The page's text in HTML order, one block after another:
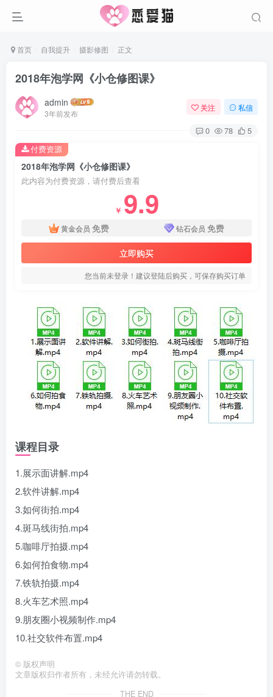
首页 自我提升 摄影修图 正文
2018年泡学网《小仓修图课》
admin
3年前发布
关注 私信
0 78 5
2018年泡学网《小仓修图课》
此内容为付费资源，请付费后查看
￥ 9.9
黄金会员 免费 钻石会员 免费
立即购买
您当前未登录！建议登陆后购买，可保存购买订单
付费资源
课程目录
1.展示面讲解.mp4
2.软件讲解.mp4
3.如何街拍.mp4
4.斑马线街拍.mp4
5.咖啡厅拍摄.mp4
6.如何拍食物.mp4
7.铁轨拍摄.mp4
8.火车艺术照.mp4
9.朋友圈小视频制作.mp4
10.社交软件布置.mp4
© 版权声明
文章版权归作者所有，未经允许请勿转载。
THE END